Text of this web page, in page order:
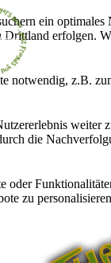
ein
erfolgen.
notwendig, z.B.
die
oder
zu